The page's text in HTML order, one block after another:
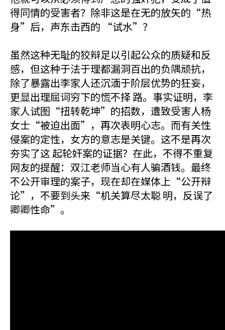
得同情的受害者？除非这是在无的放矢的“热
身”后，声东击西的 “试水”？
虽然这种无耻的狡辩足以引起公众的质疑和反
感，但这种于法于理都漏洞百出的负隅顽抗，
除了暴露出李家人还沉湎于阶层优势的狂妄，
更显出理屈词穷下的慌不择 路。事实证明，李
家人试图“扭转乾坤”的招数，遭致受害人杨
女士“被迫出面”，再次表明心志。而有关性
侵案的定性，女方的意志是关键。这不是再次
夯实了这 起轮奸案的证据？在此，不得不重复
网友的提醒：双江老师当心有人骗酒钱。最终
不公开审理的案子，现在却在媒体上“公开辩
论”，不要到头来“机关算尽太聪 明，反误了
卿卿性命”。